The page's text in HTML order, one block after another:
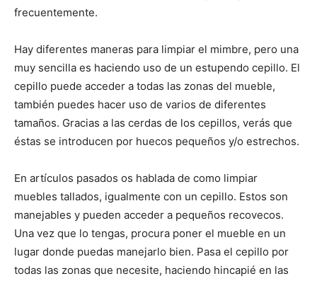
frecuentemente.
Hay diferentes maneras para limpiar el mimbre, pero una
muy sencilla es haciendo uso de un estupendo cepillo. El
cepillo puede acceder a todas las zonas del mueble,
también puedes hacer uso de varios de diferentes
tamaños. Gracias a las cerdas de los cepillos, verás que
éstas se introducen por huecos pequeños y/o estrechos.
En artículos pasados os hablada de como limpiar
muebles tallados, igualmente con un cepillo. Estos son
manejables y pueden acceder a pequeños recovecos.
Una vez que lo tengas, procura poner el mueble en un
lugar donde puedas manejarlo bien. Pasa el cepillo por
todas las zonas que necesite, haciendo hincapié en las